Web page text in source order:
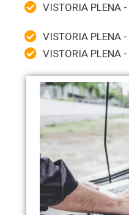
VISTORIA PLENA
VISTORIA PLENA
VISTORIA PLENA -